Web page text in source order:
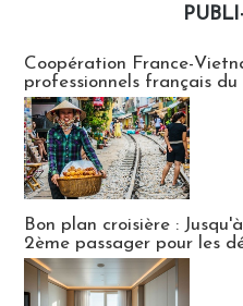
Coopération France-
professionnels français du
Bon plan croisière :
2ème passager pour les